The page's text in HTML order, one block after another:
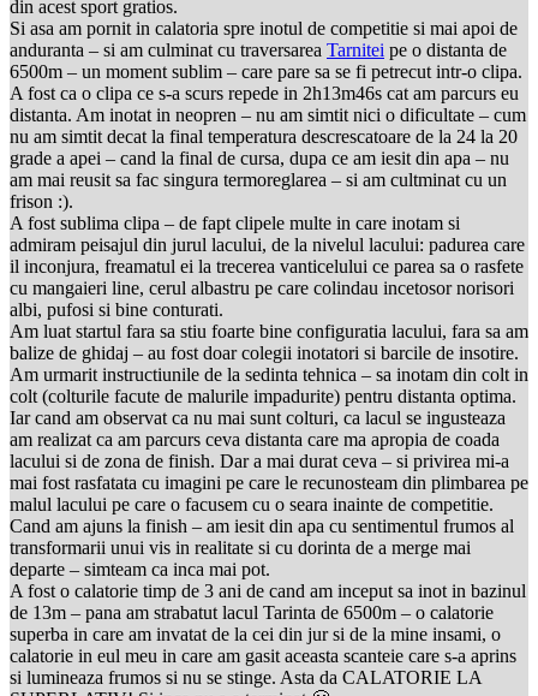
din acest sport gratios.
Si asa am pornit in calatoria spre inotul de competitie si mai apoi de
anduranta – si am culminat cu traversarea Tarnitei pe o distanta de
6500m – un moment sublim – care pare sa se fi petrecut intr-o clipa.
A fost ca o clipa ce s-a scurs repede in 2h13m46s cat am parcurs eu
distanta. Am inotat in neopren – nu am simtit nici o dificultate – cum
nu am simtit decat la final temperatura descrescatoare de la 24 la 20
grade a apei – cand la final de cursa, dupa ce am iesit din apa – nu
am mai reusit sa fac singura termoreglarea – si am cultminat cu un
frison :).
A fost sublima clipa – de fapt clipele multe in care inotam si
admiram peisajul din jurul lacului, de la nivelul lacului: padurea care
il inconjura, freamatul ei la trecerea vanticelului ce parea sa o rasfete
cu mangaieri line, cerul albastru pe care colindau incetosor norisori
albi, pufosi si bine conturati.
Am luat startul fara sa stiu foarte bine configuratia lacului, fara sa am
balize de ghidaj – au fost doar colegii inotatori si barcile de insotire.
Am urmarit instructiunile de la sedinta tehnica – sa inotam din colt in
colt (colturile facute de malurile impadurite) pentru distanta optima.
Iar cand am observat ca nu mai sunt colturi, ca lacul se ingusteaza
am realizat ca am parcurs ceva distanta care ma apropia de coada
lacului si de zona de finish. Dar a mai durat ceva – si privirea mi-a
mai fost rasfatata cu imagini pe care le recunosteam din plimbarea pe
malul lacului pe care o facusem cu o seara inainte de competitie.
Cand am ajuns la finish – am iesit din apa cu sentimentul frumos al
transformarii unui vis in realitate si cu dorinta de a merge mai
departe – simteam ca inca mai pot.
A fost o calatorie timp de 3 ani de cand am inceput sa inot in bazinul
de 13m – pana am strabatut lacul Tarinta de 6500m – o calatorie
superba in care am invatat de la cei din jur si de la mine insami, o
calatorie in eul meu in care am gasit aceasta scanteie care s-a aprins
si lumineaza frumos si nu se stinge. Asta da CALATORIE LA